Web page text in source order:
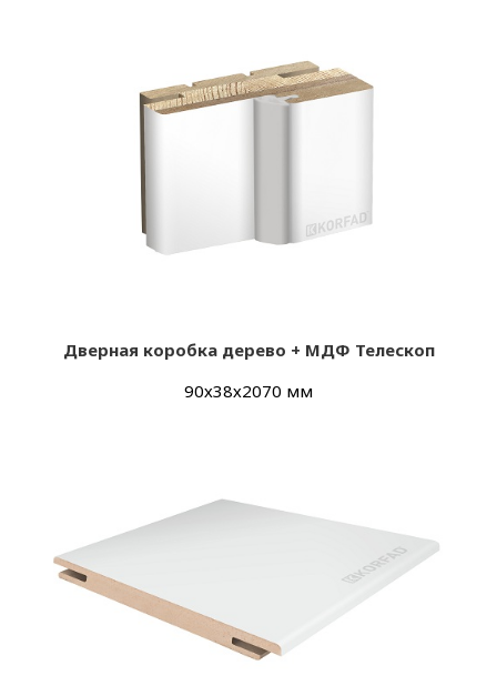
Дверная коробка дерево + МДФ Телескоп
90х38х2070 мм